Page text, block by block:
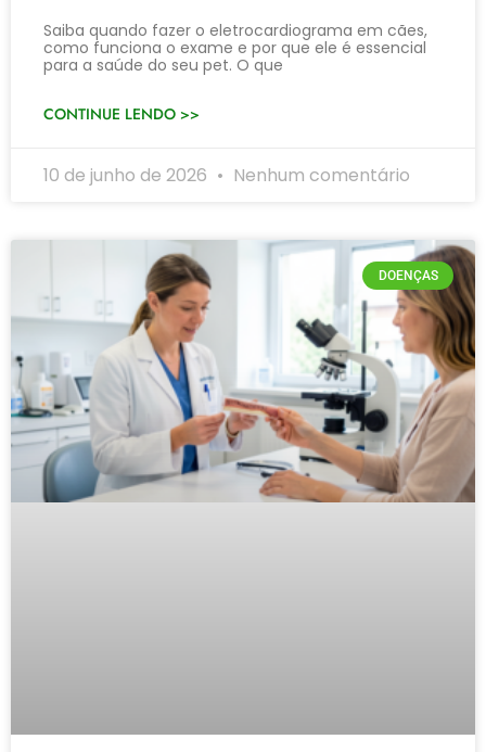
Saiba quando fazer o eletrocardiograma em cães,
como funciona o exame e por que ele é essencial
para a saúde do seu pet. O que
CONTINUE LENDO >>
10 de junho de 2026 Nenhum comentário
DOENÇAS